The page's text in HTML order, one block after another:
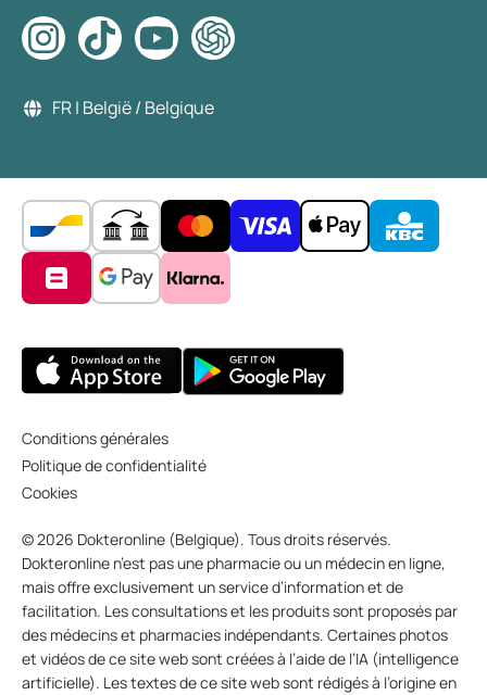
FR | België / Belgique
Conditions générales
Politique de confidentialité
Cookies
© 2026 Dokteronline (Belgique). Tous droits réservés.
Dokteronline n’est pas une pharmacie ou un médecin en ligne,
mais offre exclusivement un service d’information et de
facilitation. Les consultations et les produits sont proposés par
des médecins et pharmacies indépendants. Certaines photos
et vidéos de ce site web sont créées à l’aide de l’IA (intelligence
artificielle). Les textes de ce site web sont rédigés à l’origine en